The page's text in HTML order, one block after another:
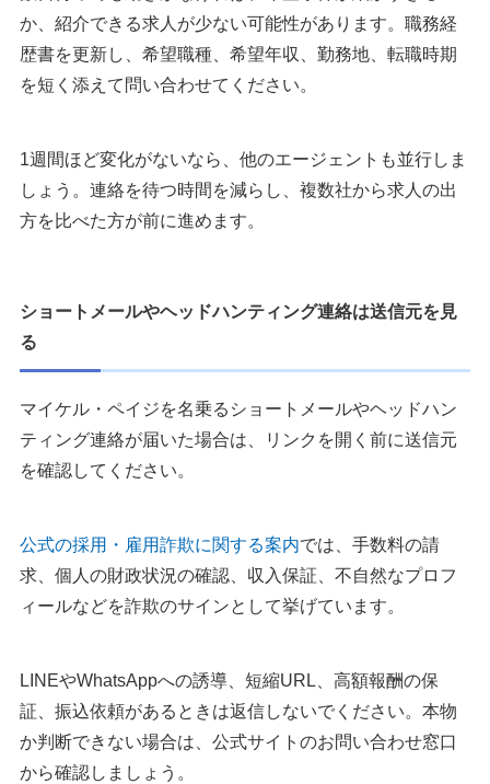
か、紹介できる求人が少ない可能性があります。職務経
歴書を更新し、希望職種、希望年収、勤務地、転職時期
を短く添えて問い合わせてください。
1週間ほど変化がないなら、他のエージェントも並行しま
しょう。連絡を待つ時間を減らし、複数社から求人の出
方を比べた方が前に進めます。
ショートメールやヘッドハンティング連絡は送信元を見
る
マイケル・ペイジを名乗るショートメールやヘッドハン
ティング連絡が届いた場合は、リンクを開く前に送信元
を確認してください。
公式の採用・雇用詐欺に関する案内では、手数料の請
求、個人の財政状況の確認、収入保証、不自然なプロフ
ィールなどを詐欺のサインとして挙げています。
LINEやWhatsAppへの誘導、短縮URL、高額報酬の保
証、振込依頼があるときは返信しないでください。本物
か判断できない場合は、公式サイトのお問い合わせ窓口
から確認しましょう。